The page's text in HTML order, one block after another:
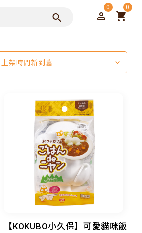
0 0
上架時間新到舊
【KOKUBO小久保】可愛貓咪飯